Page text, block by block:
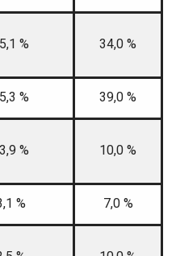
% 34,0 %
% 39,0 %
% 10,0 %
% 7,0 %